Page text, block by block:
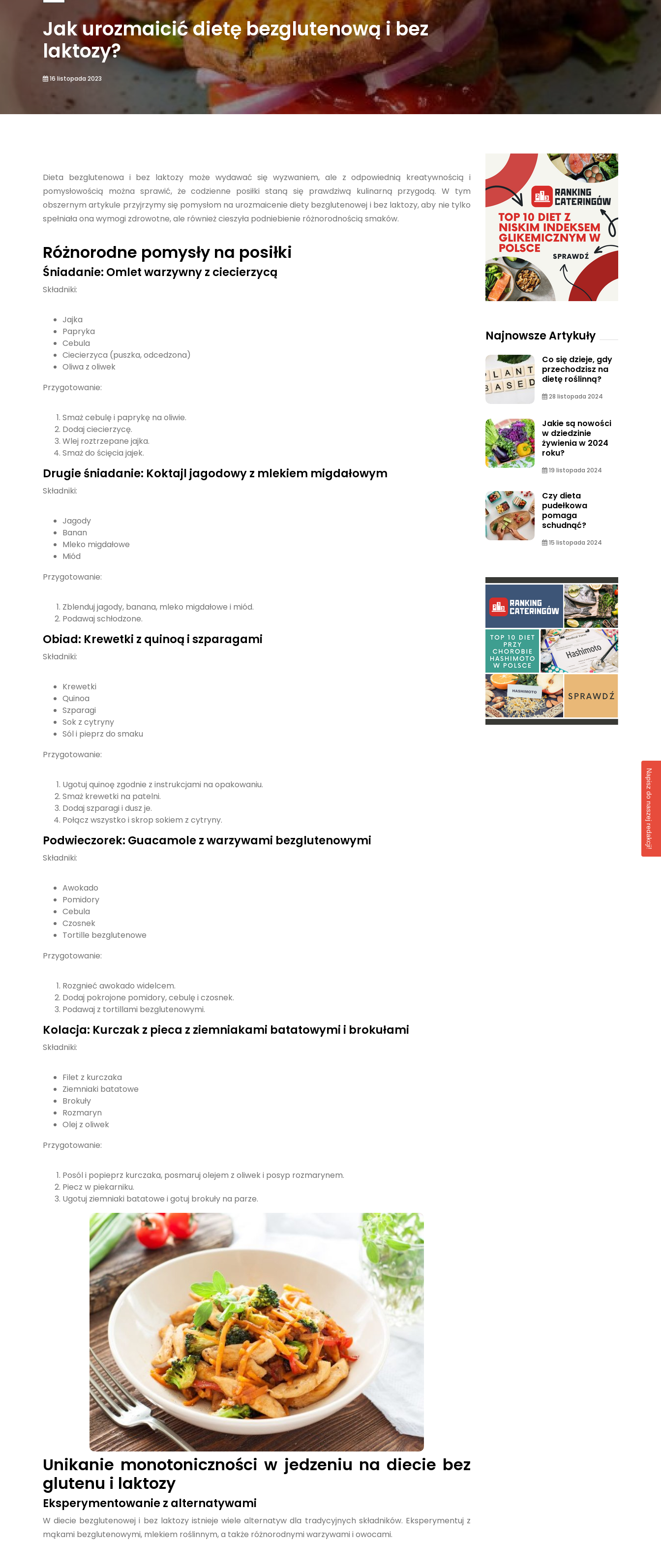
Jak urozmaicić dietę bezglutenową i bez
laktozy?
16 listopada 2023
Dieta bezglutenowa i bez laktozy może wydawać się wyzwaniem, ale z odpowiednią kreatywnością i
pomysłowością można sprawić, że codzienne posiłki staną się prawdziwą kulinarną przygodą. W tym
obszernym artykule przyjrzymy się pomysłom na urozmaicenie diety bezglutenowej i bez laktozy, aby nie tylko
spełniała ona wymogi zdrowotne, ale również cieszyła podniebienie różnorodnością smaków.
Różnorodne pomysły na posiłki
Śniadanie: Omlet warzywny z ciecierzycą
Składniki:
Jajka
Papryka
Cebula
Ciecierzyca (puszka, odcedzona)
Oliwa z oliwek
Przygotowanie:
Smaż cebulę i paprykę na oliwie.
Dodaj ciecierzycę.
Wlej roztrzepane jajka.
Smaż do ścięcia jajek.
Drugie śniadanie: Koktajl jagodowy z mlekiem migdałowym
Składniki:
Jagody
Banan
Mleko migdałowe
Miód
Przygotowanie:
Zblenduj jagody, banana, mleko migdałowe i miód.
Podawaj schłodzone.
Obiad: Krewetki z quinoą i szparagami
Składniki:
Krewetki
Quinoa
Szparagi
Sok z cytryny
Sól i pieprz do smaku
Przygotowanie:
Ugotuj quinoę zgodnie z instrukcjami na opakowaniu.
Smaż krewetki na patelni.
Dodaj szparagi i dusz je.
Połącz wszystko i skrop sokiem z cytryny.
Podwieczorek: Guacamole z warzywami bezglutenowymi
Składniki:
Awokado
Pomidory
Cebula
Czosnek
Tortille bezglutenowe
Przygotowanie:
Rozgnieć awokado widelcem.
Dodaj pokrojone pomidory, cebulę i czosnek.
Podawaj z tortillami bezglutenowymi.
Kolacja: Kurczak z pieca z ziemniakami batatowymi i brokułami
Składniki:
Filet z kurczaka
Ziemniaki batatowe
Brokuły
Rozmaryn
Olej z oliwek
Przygotowanie:
Posól i popieprz kurczaka, posmaruj olejem z oliwek i posyp rozmarynem.
Piecz w piekarniku.
Ugotuj ziemniaki batatowe i gotuj brokuły na parze.
Unikanie monotoniczności w jedzeniu na diecie bez
glutenu i laktozy
Eksperymentowanie z alternatywami
W diecie bezglutenowej i bez laktozy istnieje wiele alternatyw dla tradycyjnych składników. Eksperymentuj z
mąkami bezglutenowymi, mlekiem roślinnym, a także różnorodnymi warzywami i owocami.
Najnowsze Artykuły
Co się dzieje, gdy
przechodzisz na
dietę roślinną?
28 listopada 2024
Jakie są nowości
w dziedzinie
żywienia w 2024
roku?
19 listopada 2024
Czy dieta
pudełkowa
pomaga
schudnąć?
15 listopada 2024
Napisz do naszej redakcji!